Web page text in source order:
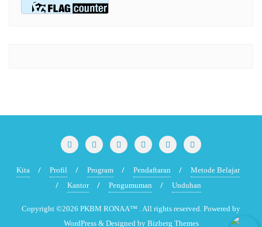
Kita Profil Program Pendaftaran
Metode Belajar
Kantor
Pengumuman Unduhan
Copyright ©2026 PKBM RONAA™ . All rights reserved. Powered by
WordPress & Designed by Bizberg Themes